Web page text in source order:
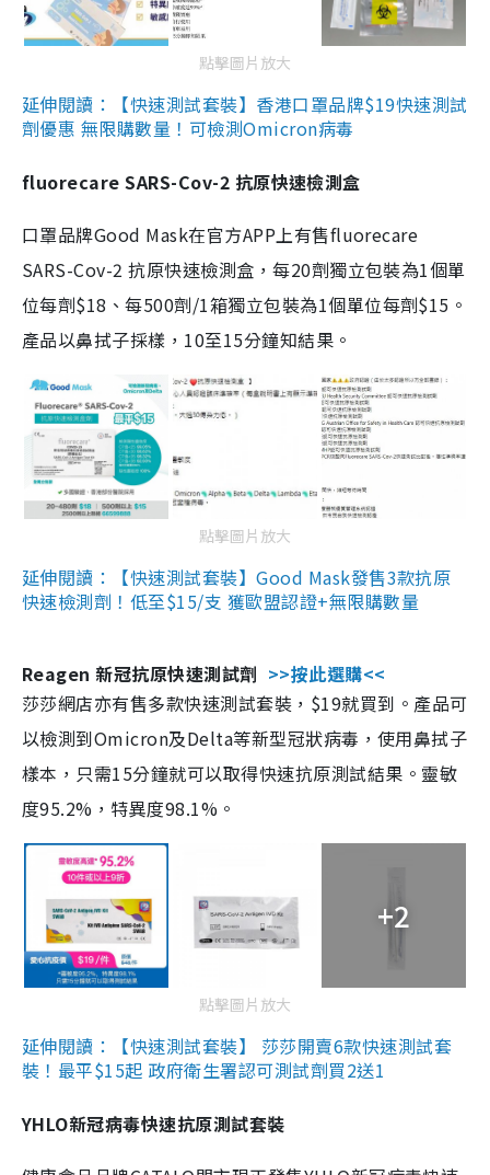
點擊圖片放大
延伸閱讀：【快速測試套裝】香港口罩品牌$19快速測試
劑優惠 無限購數量！可檢測Omicron病毒
fluorecare SARS-Cov-2 抗原快速檢測盒
口罩品牌Good Mask在官方APP上有售fluorecare
SARS-Cov-2 抗原快速檢測盒，每20劑獨立包裝為1個單
位每劑$18、每500劑/1箱獨立包裝為1個單位每劑$15。
產品以鼻拭子採樣，10至15分鐘知結果。
點擊圖片放大
延伸閱讀：【快速測試套裝】Good Mask發售3款抗原
快速檢測劑！低至$15/支 獲歐盟認證+無限購數量
Reagen 新冠抗原快速測試劑 >>按此選購<<
莎莎網店亦有售多款快速測試套裝，$19就買到。產品可
以檢測到Omicron及Delta等新型冠狀病毒，使用鼻拭子
樣本，只需15分鐘就可以取得快速抗原測試結果。靈敏
度95.2%，特異度98.1%。
+2
點擊圖片放大
延伸閱讀：【快速測試套裝】 莎莎開賣6款快速測試套
裝！最平$15起 政府衛生署認可測試劑買2送1
YHLO新冠病毒快速抗原測試套裝